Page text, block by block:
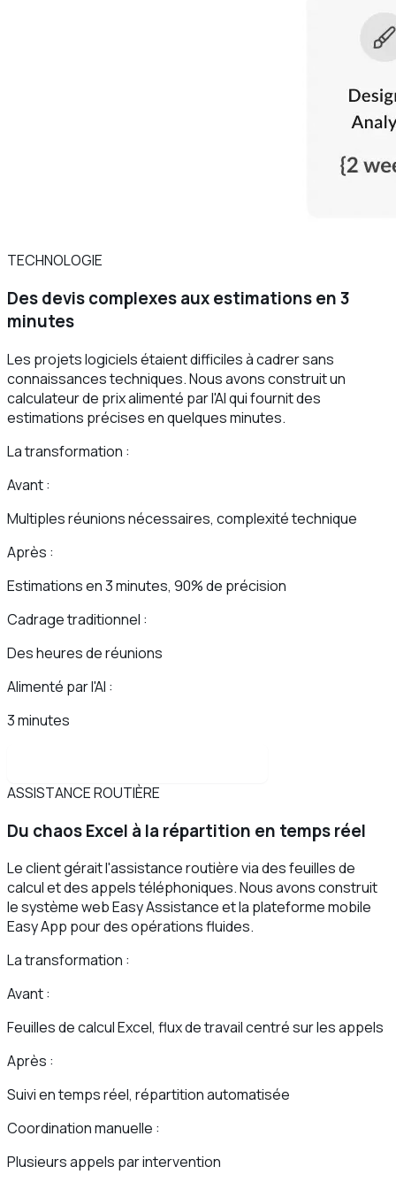
TECHNOLOGIE
Des devis complexes aux estimations en 3
minutes
Les projets logiciels étaient difficiles à cadrer sans
connaissances techniques. Nous avons construit un
calculateur de prix alimenté par l'AI qui fournit des
estimations précises en quelques minutes.
La transformation :
Avant :
Multiples réunions nécessaires, complexité technique
Après :
Estimations en 3 minutes, 90% de précision
Cadrage traditionnel :
Des heures de réunions
Alimenté par l'AI :
3 minutes
ASSISTANCE ROUTIÈRE
Du chaos Excel à la répartition en temps réel
Le client gérait l'assistance routière via des feuilles de
calcul et des appels téléphoniques. Nous avons construit
le système web Easy Assistance et la plateforme mobile
Easy App pour des opérations fluides.
La transformation :
Avant :
Feuilles de calcul Excel, flux de travail centré sur les appels
Après :
Suivi en temps réel, répartition automatisée
Coordination manuelle :
Plusieurs appels par intervention